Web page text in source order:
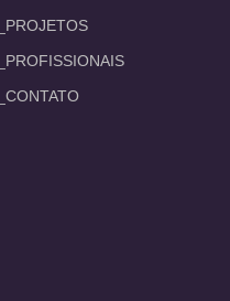
_PROJETOS
_PROFISSIONAIS
_CONTATO